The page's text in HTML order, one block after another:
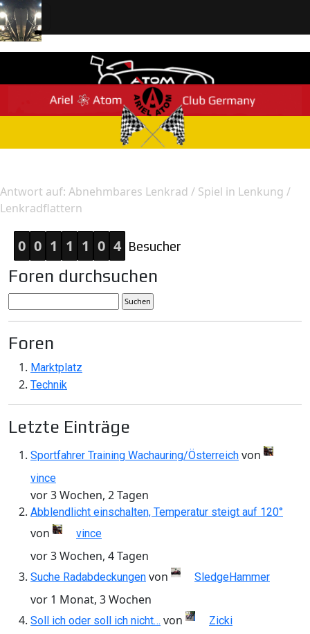
Antwort auf: Abnehmbares Lenkrad / Spiel in Lenkung /
Lenkradflattern
0 0 1 1 1 0 4 Besucher
Foren durchsuchen
Foren
Marktplatz
Technik
Letzte Einträge
Sportfahrer Training Wachauring/Österreich von
vince
vor 3 Wochen, 2 Tagen
Abblendlicht einschalten, Temperatur steigt auf 120°
von vince
vor 3 Wochen, 4 Tagen
Suche Radabdeckungen von SledgeHammer
vor 1 Monat, 3 Wochen
Soll ich oder soll ich nicht… von Zicki